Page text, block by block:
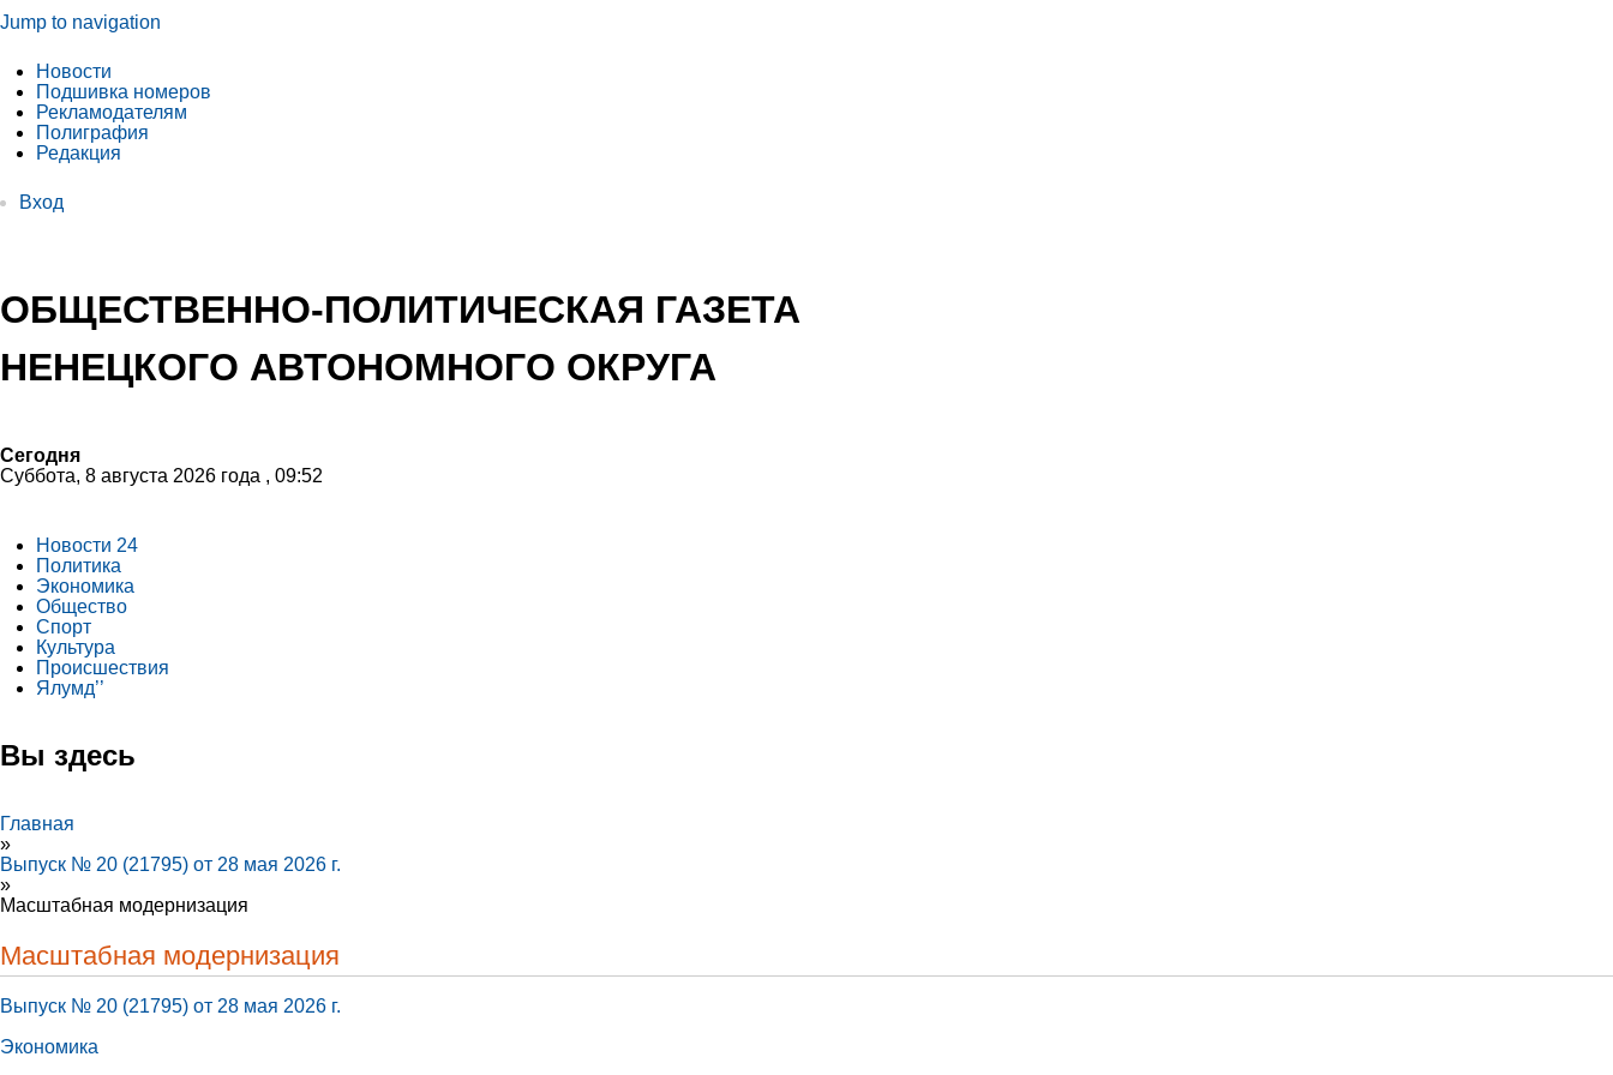
Jump to navigation
Новости
Подшивка номеров
Рекламодателям
Полиграфия
Редакция
Вход
ОБЩЕСТВЕННО-ПОЛИТИЧЕСКАЯ ГАЗЕТА
НЕНЕЦКОГО АВТОНОМНОГО ОКРУГА
Сегодня
Суббота, 8 августа 2026 года , 09:52
Новости 24
Политика
Экономика
Общество
Спорт
Культура
Происшествия
Ялумд’’
Вы здесь
Главная
»
Выпуск № 20 (21795) от 28 мая 2026 г.
»
Масштабная модернизация
Масштабная модернизация
Выпуск № 20 (21795) от 28 мая 2026 г.
Экономика